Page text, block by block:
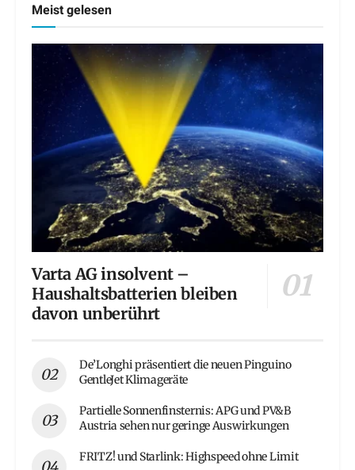
Meist gelesen
Varta AG insolvent –
Haushaltsbatterien bleiben
davon unberührt
De’Longhi präsentiert die neuen Pinguino
GentleJet Klimageräte
Partielle Sonnenfinsternis: APG und PV&B
Austria sehen nur geringe Auswirkungen
FRITZ! und Starlink: Highspeed ohne Limit